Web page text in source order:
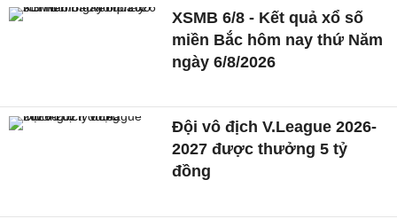
XSMB 6/8 - Kết quả xổ số
miền Bắc hôm nay thứ Năm
ngày 6/8/2026
Đội vô địch V.League 2026-
2027 được thưởng 5 tỷ
đồng